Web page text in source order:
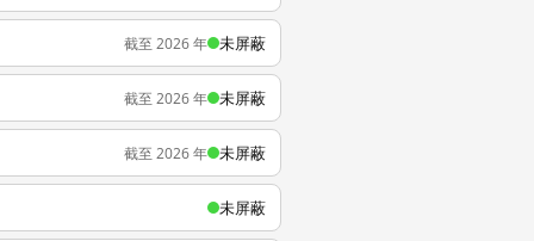
截至 2026 年 未屏蔽
截至 2026 年 未屏蔽
截至 2026 年 未屏蔽
未屏蔽